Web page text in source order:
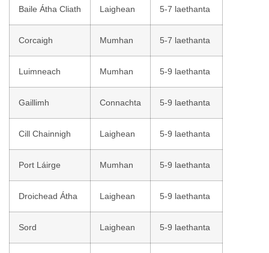
Baile Átha Cliath Laighean 5-7 laethanta
Corcaigh Mumhan 5-7 laethanta
Luimneach Mumhan 5-9 laethanta
Gaillimh Connachta 5-9 laethanta
Cill Chainnigh Laighean 5-9 laethanta
Port Láirge Mumhan 5-9 laethanta
Droichead Átha Laighean 5-9 laethanta
Sord Laighean 5-9 laethanta